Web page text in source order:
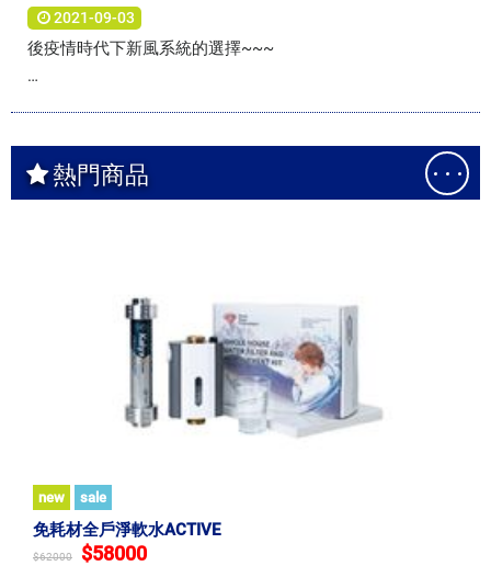
尺寸的空腔，並具有可透過官能基裝飾的大內表面積（>
7000 m2/g）。MOF 由分子構件模組化合成：有機連接分子
金屬有機框架 (MOF) 的全球主要參與者包括巴斯夫、
MOFapps 和 Strem Chemicals。前三名玩家的份額約為
發展概況、儲氣（鋅基、銅基）、吸附分離（鋅基、銅基）
市場現狀以及已開發國家和發展中國家市場的重點企業，分
析了金屬有機框架材料（MOF）的尖端技術、專利、熱點應
用和市場趨勢。
從區域來看，報告分析了關鍵地區的金屬有機框架（MOF）
歐洲正經歷穩定成長。亞太地區，特別是中國，憑藉強勁的
內需、支持性政策和強大的製造基礎，引領全球金屬有機框
架（MOF）市場。
2021-09-03
後疫情時代下新風系統的選擇~~~
(台北市內湖區新湖一路185號7樓)
熱門商品
new sale
免耗材全戶淨軟水ACTIVE
$62000 $58000